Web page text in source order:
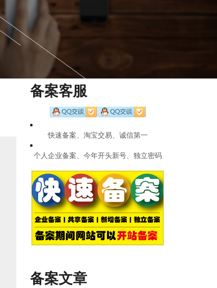
备案客服
快速备案、淘宝交易、诚信第一
个人企业备案、今年开头新号、独立密码
备案文章